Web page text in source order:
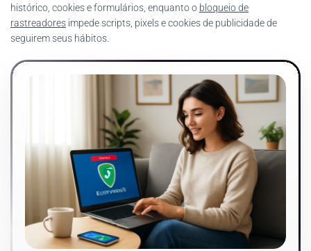
histórico, cookies e formulários, enquanto o bloqueio de
rastreadores impede scripts, pixels e cookies de publicidade de
seguirem seus hábitos.